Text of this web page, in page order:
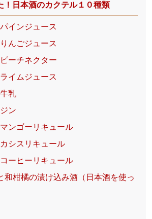
！日本酒のカクテル１０種類
インジュース
んごジュース
ーチネクター
イムジュース
乳
ン
ンゴーリキュール
シスリキュール
ーヒーリキュール
和柑橘の漬け込み酒（日本酒を使っ